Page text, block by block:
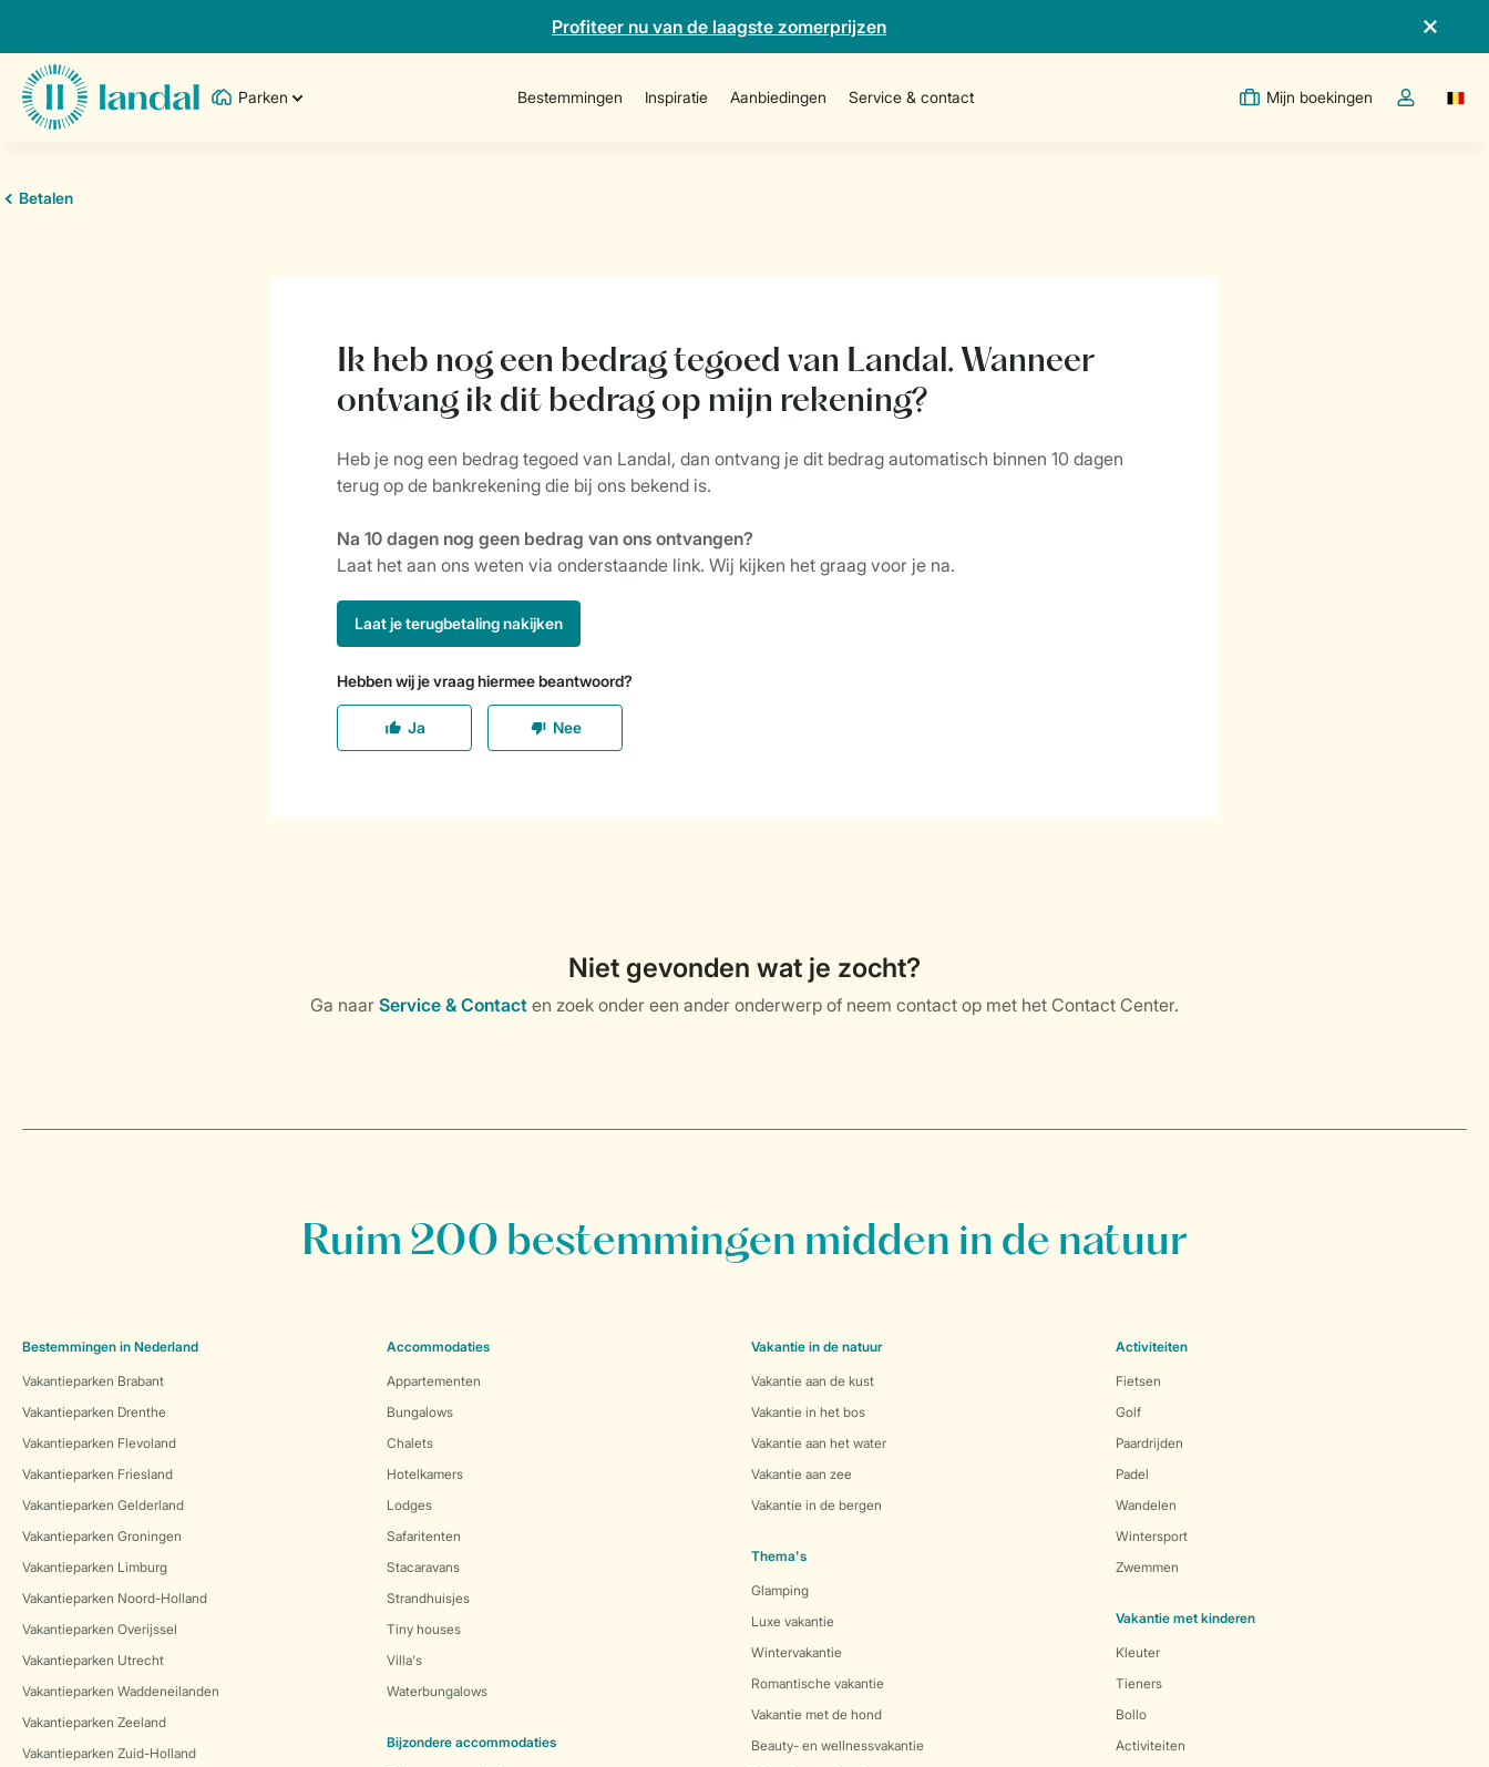
Profiteer nu van de laagste zomerprijzen
Parken Bestemmingen Inspiratie Aanbiedingen Service & contact Mijn boekingen
Open de
Ruim 200 bestemmingen midden in de natuur
Bestemmingen in Nederland
Vakantieparken Brabant
Vakantieparken Drenthe
Vakantieparken Flevoland
Vakantieparken Friesland
Vakantieparken Gelderland
Vakantieparken Groningen
Vakantieparken Limburg
Vakantieparken Noord-Holland
Vakantieparken Overijssel
Vakantieparken Utrecht
Vakantieparken Waddeneilanden
Vakantieparken Zeeland
Vakantieparken Zuid-Holland
Accommodaties
Appartementen
Bungalows
Chalets
Hotelkamers
Lodges
Safaritenten
Stacaravans
Strandhuisjes
Tiny houses
Villa's
Waterbungalows
Bijzondere accommodaties
Vakantie in de natuur
Vakantie aan de kust
Vakantie in het bos
Vakantie aan het water
Vakantie aan zee
Vakantie in de bergen
Thema's
Glamping
Luxe vakantie
Wintervakantie
Romantische vakantie
Vakantie met de hond
Beauty- en wellnessvakantie
Activiteiten
Fietsen
Golf
Paardrijden
Padel
Wandelen
Wintersport
Zwemmen
Vakantie met kinderen
Kleuter
Tieners
Bollo
Activiteiten